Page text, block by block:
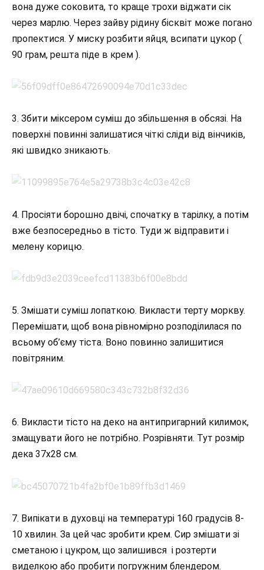
вона дуже соковита, то краще трохи віджати сік
через марлю. Через зайву рідину бісквіт може погано
пропектися. У миску розбити яйця, всипати цукор (
90 грам, решта піде в крем ).
3. Збити міксером суміш до збільшення в обсязі. На
поверхні повинні залишатися чіткі сліди від вінчиків,
які швидко зникають.
4. Просіяти борошно двічі, спочатку в тарілку, а потім
вже безпосередньо в тісто. Туди ж відправити і
мелену корицю.
5. Змішати суміш лопаткою. Викласти терту моркву.
Перемішати, щоб вона рівномірно розподілилася по
всьому об’єму тіста. Воно повинно залишитися
повітряним.
6. Викласти тісто на деко на антипригарний килимок,
змащувати його не потрібно. Розрівняти. Тут розмір
дека 37х28 см.
7. Випікати в духовці на температурі 160 градусів 8-
10 хвилин. За цей час зробити крем. Сир змішати зі
сметаною і цукром, що залишився і розтерти
виделкою або пробити погружним блендером.